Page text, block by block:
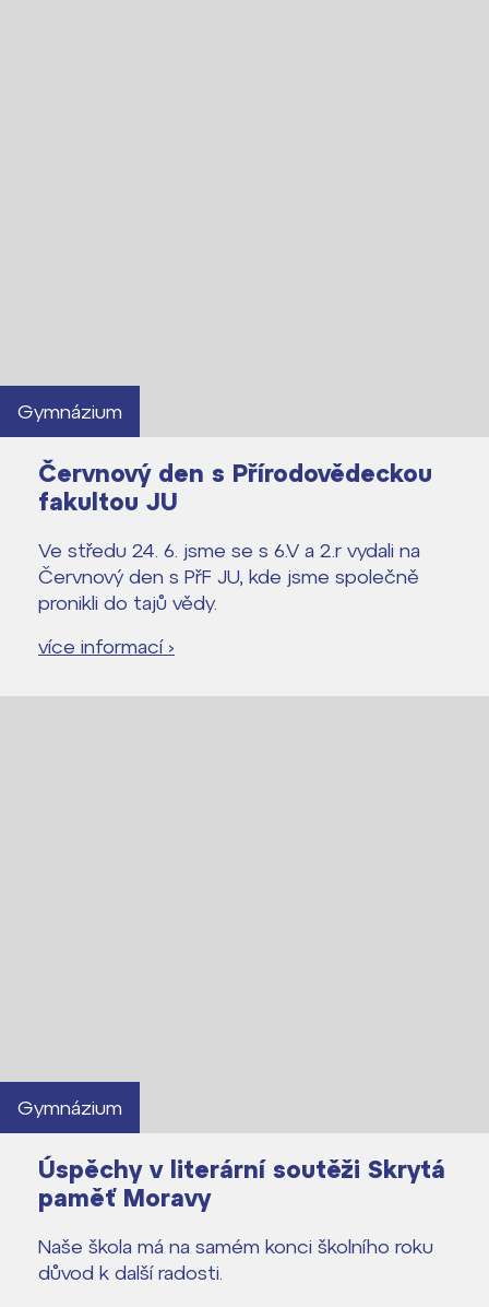
Gymnázium
Červnový den s Přírodovědeckou
fakultou JU
Ve středu 24. 6. jsme se s 6.V a 2.r vydali na
Červnový den s PřF JU, kde jsme společně
pronikli do tajů vědy.
více informací ›
Gymnázium
Úspěchy v literární soutěži Skrytá
paměť Moravy
Naše škola má na samém konci školního roku
důvod k další radosti.